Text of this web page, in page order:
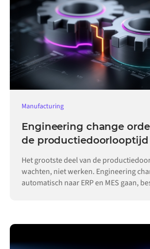
Manufacturing
Engineering change
de
Het grootste deel van de
wachten, niet werken. Engineering
automatisch naar ERP en MES gaan,